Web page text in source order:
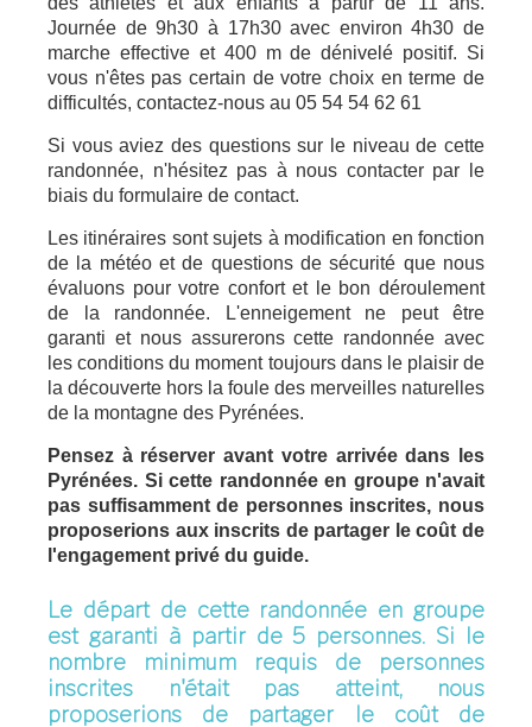
Journée de 9h30 à 17h30 avec environ 4h30 de
marche effective et 400 m de dénivelé positif. Si
vous n'êtes pas certain de votre choix en terme de
difficultés, contactez-nous au 05 54 54 62 61
Si vous aviez des questions sur le niveau de cette
randonnée, n'hésitez pas à nous contacter par le
biais du formulaire de contact.
Les itinéraires sont sujets à modification en fonction
de la météo et de questions de sécurité que nous
évaluons pour votre confort et le bon déroulement
de la randonnée. L'enneigement ne peut être
garanti et nous assurerons cette randonnée avec
les conditions du moment toujours dans le plaisir de
la découverte hors la foule des merveilles naturelles
de la montagne des Pyrénées.
Pensez à réserver avant votre arrivée dans les
Pyrénées. Si cette randonnée en groupe n'avait
pas suffisamment de personnes inscrites, nous
proposerions aux inscrits de partager le coût de
l'engagement privé du guide.
Le départ de cette randonnée en groupe
est garanti à partir de 5 personnes. Si le
nombre minimum requis de personnes
inscrites n'était pas atteint, nous
proposerions de partager le coût de